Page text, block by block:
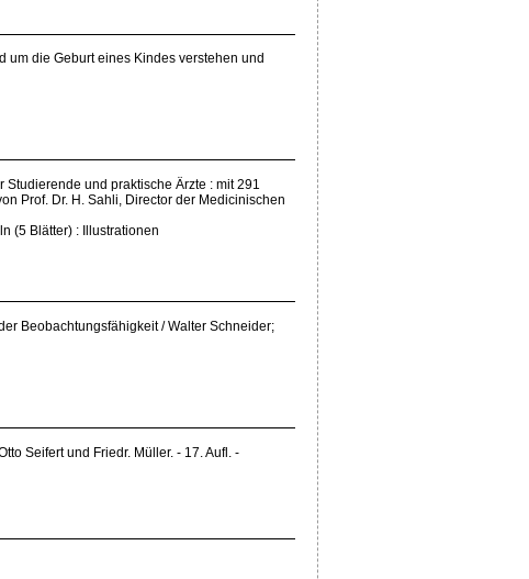
um die Geburt eines Kindes verstehen und
Studierende und praktische Ärzte : mit 291
Prof. Dr. H. Sahli, Director der Medicinischen
(5 Blätter) : Illustrationen
Beobachtungsfähigkeit / Walter Schneider;
Seifert und Friedr. Müller. - 17. Aufl. -